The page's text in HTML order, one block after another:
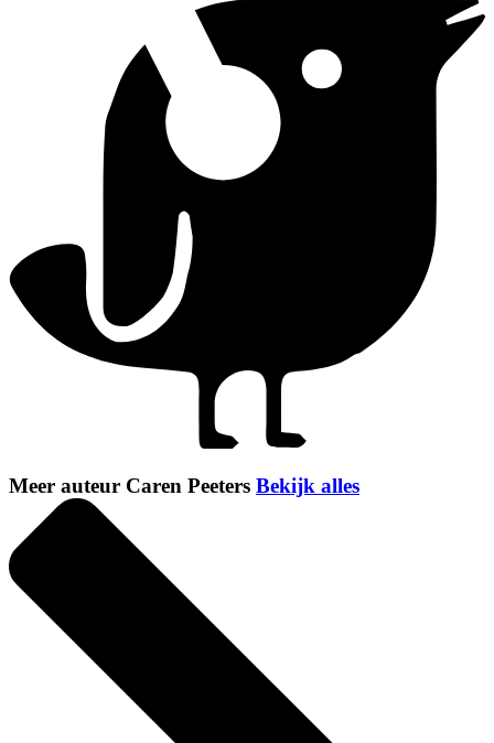
Meer auteur Caren Peeters Bekijk alles